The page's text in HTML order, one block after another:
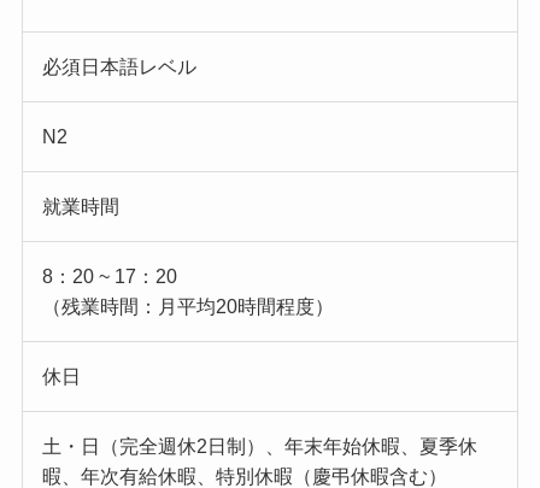
必須日本語レベル
N2
就業時間
8：20 ~ 17：20
（残業時間：月平均20時間程度）
休日
土・日（完全週休2日制）、年末年始休暇、夏季休
暇、年次有給休暇、特別休暇（慶弔休暇含む）